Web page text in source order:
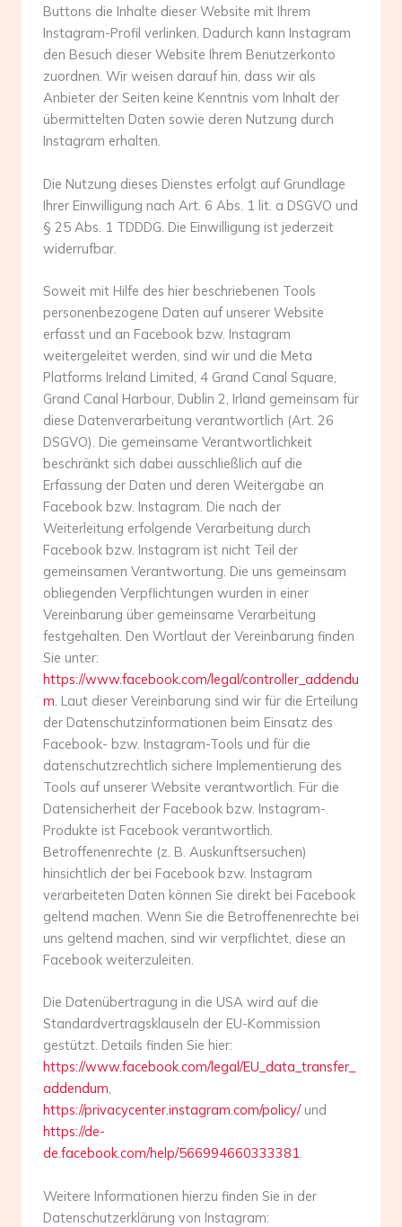
Buttons die Inhalte dieser Website mit Ihrem
Instagram-Profil verlinken. Dadurch kann Instagram
den Besuch dieser Website Ihrem Benutzerkonto
zuordnen. Wir weisen darauf hin, dass wir als
Anbieter der Seiten keine Kenntnis vom Inhalt der
übermittelten Daten sowie deren Nutzung durch
Instagram erhalten.
Die Nutzung dieses Dienstes erfolgt auf Grundlage
Ihrer Einwilligung nach Art. 6 Abs. 1 lit. a DSGVO und
§ 25 Abs. 1 TDDDG. Die Einwilligung ist jederzeit
widerrufbar.
Soweit mit Hilfe des hier beschriebenen Tools
personenbezogene Daten auf unserer Website
erfasst und an Facebook bzw. Instagram
weitergeleitet werden, sind wir und die Meta
Platforms Ireland Limited, 4 Grand Canal Square,
Grand Canal Harbour, Dublin 2, Irland gemeinsam für
diese Datenverarbeitung verantwortlich (Art. 26
DSGVO). Die gemeinsame Verantwortlichkeit
beschränkt sich dabei ausschließlich auf die
Erfassung der Daten und deren Weitergabe an
Facebook bzw. Instagram. Die nach der
Weiterleitung erfolgende Verarbeitung durch
Facebook bzw. Instagram ist nicht Teil der
gemeinsamen Verantwortung. Die uns gemeinsam
obliegenden Verpflichtungen wurden in einer
Vereinbarung über gemeinsame Verarbeitung
festgehalten. Den Wortlaut der Vereinbarung finden
Sie unter:
https://www.facebook.com/legal/controller_addendu
m. Laut dieser Vereinbarung sind wir für die Erteilung
der Datenschutzinformationen beim Einsatz des
Facebook- bzw. Instagram-Tools und für die
datenschutzrechtlich sichere Implementierung des
Tools auf unserer Website verantwortlich. Für die
Datensicherheit der Facebook bzw. Instagram-
Produkte ist Facebook verantwortlich.
Betroffenenrechte (z. B. Auskunftsersuchen)
hinsichtlich der bei Facebook bzw. Instagram
verarbeiteten Daten können Sie direkt bei Facebook
geltend machen. Wenn Sie die Betroffenenrechte bei
uns geltend machen, sind wir verpflichtet, diese an
Facebook weiterzuleiten.
Die Datenübertragung in die USA wird auf die
Standardvertragsklauseln der EU-Kommission
gestützt. Details finden Sie hier:
https://www.facebook.com/legal/EU_data_transfer_
addendum,
https://privacycenter.instagram.com/policy/und
https://de-
de.facebook.com/help/566994660333381.
Weitere Informationen hierzu finden Sie in der
Datenschutzerklärung von Instagram: